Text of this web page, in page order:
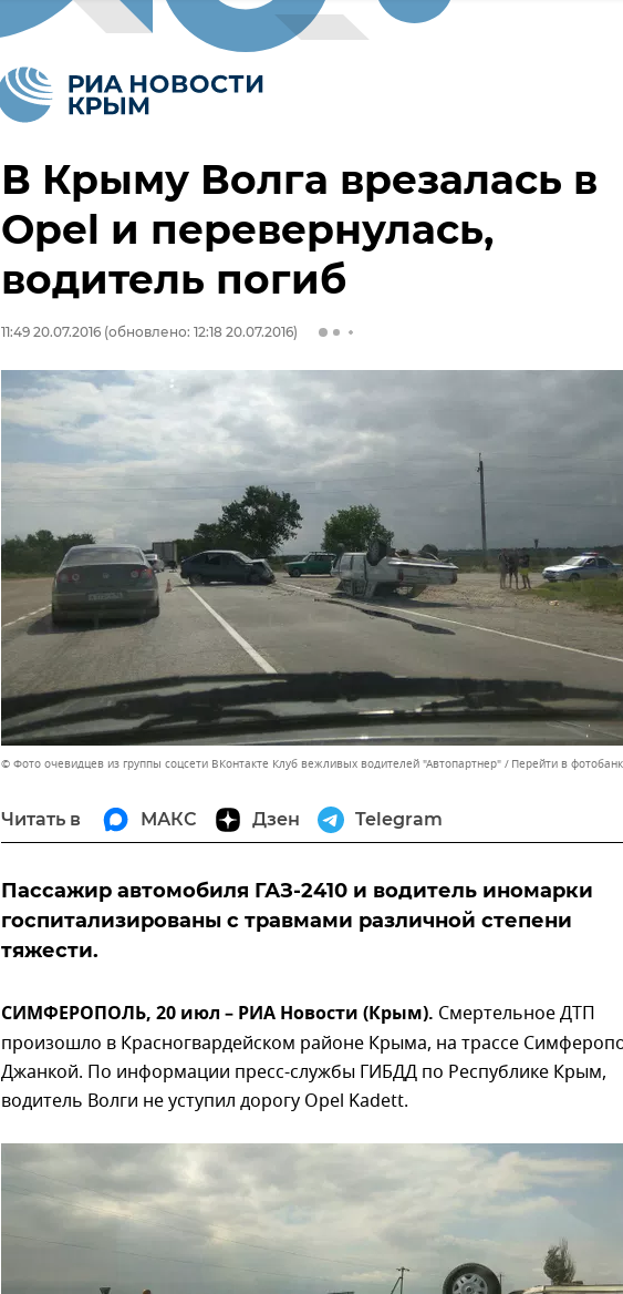
В Крыму Волга врезалась в
Opel и перевернулась,
водитель погиб
11:49 20.07.2016 (обновлено: 12:18 20.07.2016)
© Фото очевидцев из группы соцсети ВКонтакте Клуб вежливых водителей "Автопартнер" Перейти в фотобанк
Читать в МАКС Дзен Telegram
Пассажир автомобиля ГАЗ-2410 и водитель иномарки
госпитализированы с травмами различной степени
тяжести.
СИМФЕРОПОЛЬ, 20 июл – РИА Новости (Крым). Смертельное ДТП
произошло в Красногвардейском районе Крыма, на трассе
Джанкой. По информации пресс-службы ГИБДД по Республике Крым,
водитель Волги не уступил дорогу Opel Kadett.